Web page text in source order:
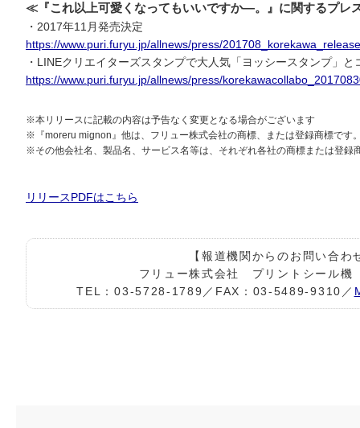
≪『これ以上可愛くなってもいいですか―。』に関するプレ
・2017年11月発売決定
https://www.puri.furyu.jp/allnews/press/
・LINEクリエイターズスタンプで大人気「ヨッシースタンプ」と
https://www.puri.furyu.jp/allnews/press/
※本リリースに記載の内容は予告なく変更となる場合がございます
※『moreru mignon』他は、フリュー株式会社の商標、または登録商標です
※その他会社名、製品名、サービス名等は、それぞれ各社の商標または登録
リリースPDFはこちら
【報道機関からのお問い合わ
フリュー株式会社 プリントシール
TEL：03-5728-1789／FAX：03-5489-9310／